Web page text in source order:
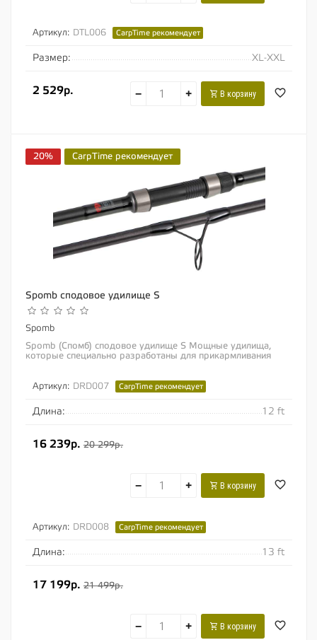
Артикул: DTL006 CarpTime рекомендует
Размер: XL-XXL
2 529р. − + В корзину
20% CarpTime рекомендует
Spomb сподовое удилище S
Spomb
Spomb (Спомб) сподовое удилище S Мощные удилища,
которые специально разработаны для прикармливания
Артикул: DRD007 CarpTime рекомендует
Длина: 12 ft
16 239р. 20 299р.
− + В корзину
Артикул: DRD008 CarpTime рекомендует
Длина: 13 ft
17 199р. 21 499р.
− + В корзину